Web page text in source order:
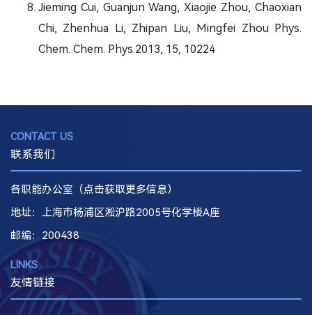
Jieming Cui, Guanjun Wang, Xiaojie Zhou, Chaoxian
Chi, Zhenhua Li, Zhipan Liu, Mingfei Zhou Phys.
Chem. Chem. Phys.2013, 15, 10224
CONTACT US
联系我们
各职能办公室（点击获取更多信息）
地址：上海市杨浦区淞沪路2005号化学楼A座
邮编：200438
LINKS
友情链接